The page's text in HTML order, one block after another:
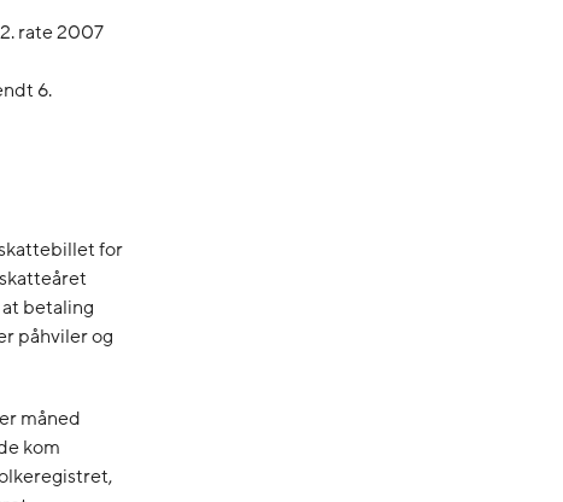
rate 2007
6.
for
betaling
påhviler og
måned
kom